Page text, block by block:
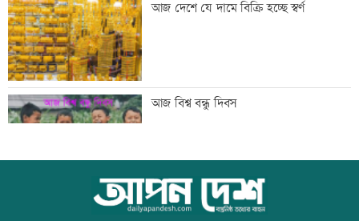
সতর্ক করল পুলিশ
নিরাপত্তা পেলে দেশে ফিরতে চান সাকিব
সাকিবের দেশে ফেরার সুযোগ নেই: ক্রীড়া
প্রতিমন্ত্রী
আজ দেশে যে দামে বিক্রি হচ্ছে স্বর্ণ
আজ বিশ্ব বন্ধু দিবস
কোরআন-হাদিসে নামাজ না পড়ার শাস্তি